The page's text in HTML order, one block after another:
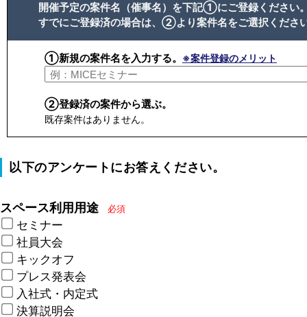
開催予定の案件名（催事名）を下記①にご登録ください
すでにご登録済の場合は、②より案件名をご選択くださ
①新規の案件名を入力する。 ※案件登録のメリット
②登録済の案件から選ぶ。
既存案件はありません。
以下のアンケートにお答えください。
スペース利用用途 必須
セミナー
社員大会
キックオフ
プレス発表会
入社式・内定式
決算説明会